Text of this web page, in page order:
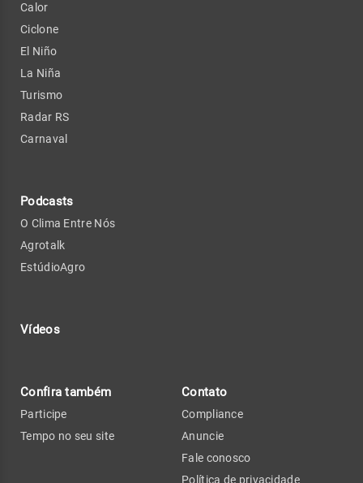
Calor
Ciclone
El Niño
La Niña
Turismo
Radar RS
Carnaval
Podcasts
O Clima Entre Nós
Agrotalk
EstúdioAgro
Vídeos
Confira também
Participe
Tempo no seu site
Contato
Compliance
Anuncie
Fale conosco
Política de privacidade